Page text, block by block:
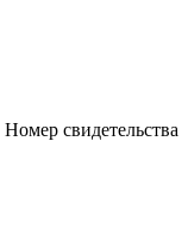
Номер свидетельства